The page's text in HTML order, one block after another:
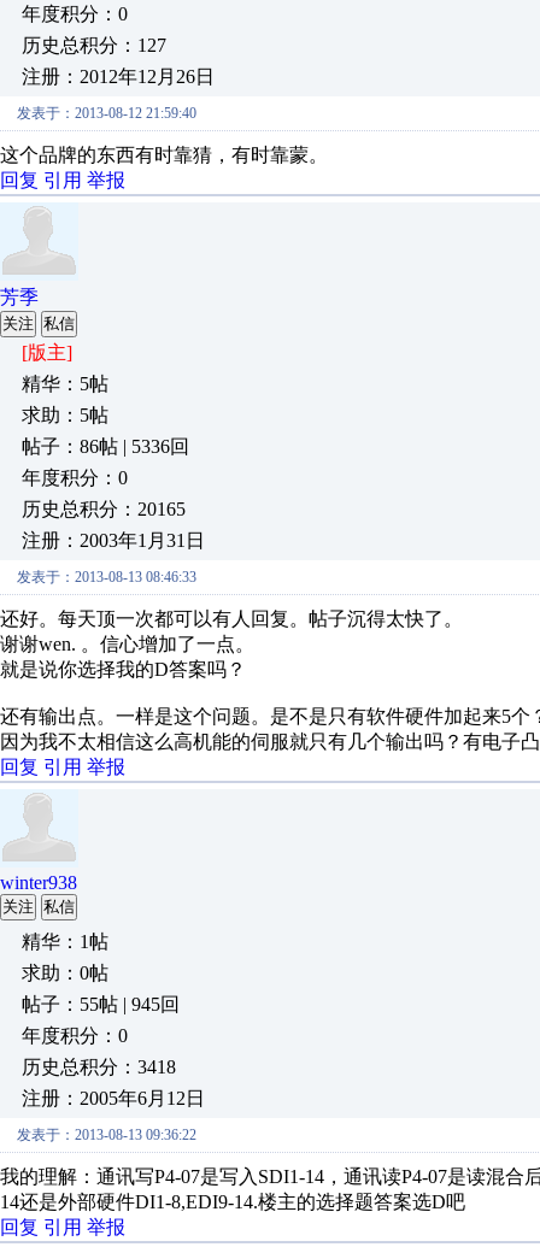
年度积分：0
历史总积分：127
注册：2012年12月26日
发表于：2013-08-12 21:59:40
这个品牌的东西有时靠猜，有时靠蒙。
回复 引用 举报
芳季
关注 私信
[版主]
精华：5帖
求助：5帖
帖子：86帖 | 5336回
年度积分：0
历史总积分：20165
注册：2003年1月31日
发表于：2013-08-13 08:46:33
还好。每天顶一次都可以有人回复。帖子沉得太快了。
谢谢wen. 。信心增加了一点。
就是说你选择我的D答案吗？
还有输出点。一样是这个问题。是不是只有软件硬件加起来5个
因为我不太相信这么高机能的伺服就只有几个输出吗？有电子
回复 引用 举报
winter938
关注 私信
精华：1帖
求助：0帖
帖子：55帖 | 945回
年度积分：0
历史总积分：3418
注册：2005年6月12日
发表于：2013-08-13 09:36:22
我的理解：通讯写P4-07是写入SDI1-14，通讯读P4-07是读混
14还是外部硬件DI1-8,EDI9-14.楼主的选择题答案选D吧
回复 引用 举报